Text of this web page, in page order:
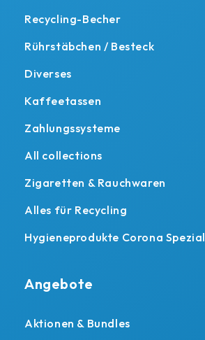
Recycling-Becher
Rührstäbchen / Besteck
Diverses
Kaffeetassen
Zahlungssysteme
All collections
Zigaretten & Rauchwaren
Alles für Recycling
Hygieneprodukte Corona Spezial
Angebote
Aktionen & Bundles